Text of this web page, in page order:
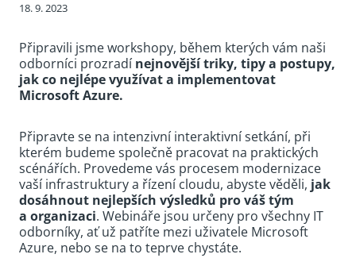
18. 9. 2023
Připravili jsme workshopy, během kterých vám naši
odborníci prozradínejnovější triky, tipy a postupy,
jak co nejlépe využívat a implementovat
Microsoft Azure.
Připravte se na intenzivní interaktivní setkání, při
kterém budeme společně pracovat na praktických
scénářích. Provedeme vás procesem modernizace
vaší infrastruktury a řízení cloudu, abyste věděli, jak
dosáhnout nejlepších výsledků pro váš tým
a organizaci. Webináře jsou určeny pro všechny IT
odborníky, ať už patříte mezi uživatele Microsoft
Azure, nebo se na to teprve chystáte.